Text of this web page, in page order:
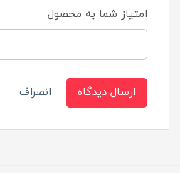
امتیاز شما به محصول
ارسال دیدگاه انصراف